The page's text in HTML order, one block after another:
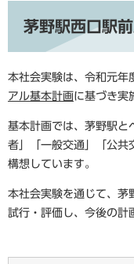
茅野駅西口駅
本社会実験は、令和元年
アル基本計画に基づき実
基本計画では、茅野駅と
者」「一般交通」「公共
構想しています。
本社会実験を通じて、茅
試行・評価し、今後の計